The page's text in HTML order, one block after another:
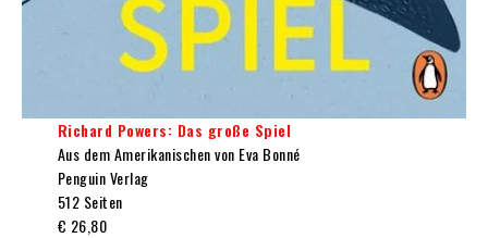
Richard Powers: Das große Spiel
Aus dem Amerikanischen von Eva Bonné
Penguin Verlag
512 Seiten
€ 26,80